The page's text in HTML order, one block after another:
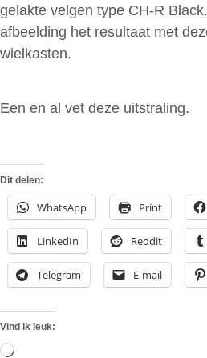
gelakte velgen type CH-R
afbeelding het resultaat met
wielkasten.
Een en al vet deze uitstraling.
Dit delen:
WhatsApp Print
LinkedIn Reddit
Telegram E-mail
Vind ik leuk:
Aan